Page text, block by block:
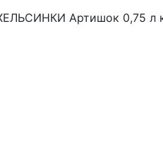
Артишок 0,75 л